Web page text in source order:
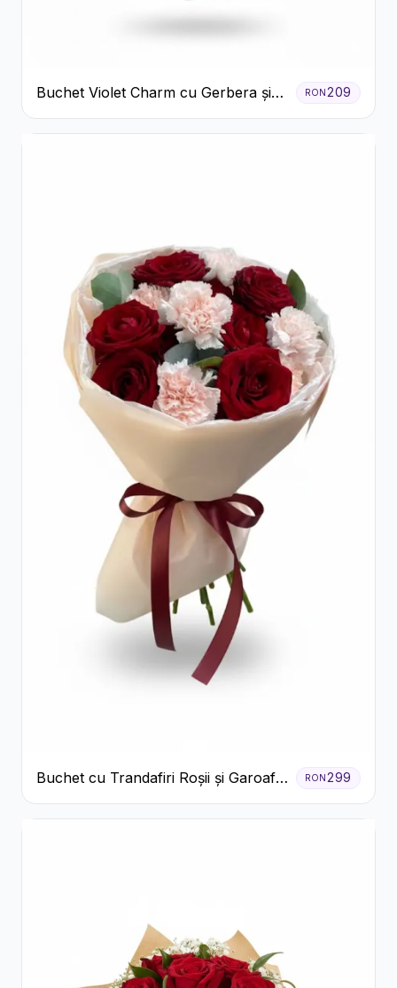
Buchet Violet Charm cu Gerbera și
Lisianthus Alb
RON209
Buchet cu Trandafiri Roșii și Garoafe
Roz Pal
RON299